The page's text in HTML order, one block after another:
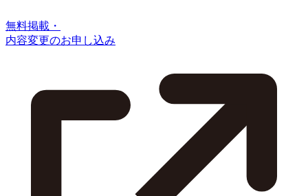
無料掲載・
内容変更のお申し込み